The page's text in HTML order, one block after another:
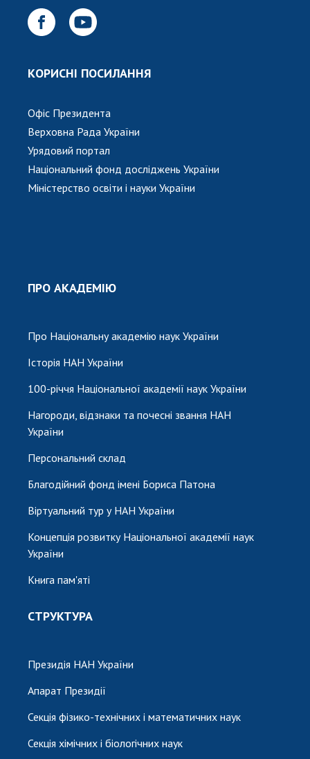
КОРИСНІ ПОСИЛАННЯ
Офіс Президента
Верховна Рада України
Урядовий портал
Національний фонд досліджень України
Міністерство освіти і науки України
ПРО АКАДЕМІЮ
Про Національну академію наук України
Історія НАН України
100-річчя Національної академії наук України
Нагороди, відзнаки та почесні звання НАН
України
Персональний склад
Благодійний фонд імені Бориса Патона
Віртуальний тур у НАН України
Концепція розвитку Національної академії наук
України
Книга пам'яті
СТРУКТУРА
Президія НАН України
Апарат Президії
Секція фізико-технічних і математичних наук
Секція хімічних і біологічних наук